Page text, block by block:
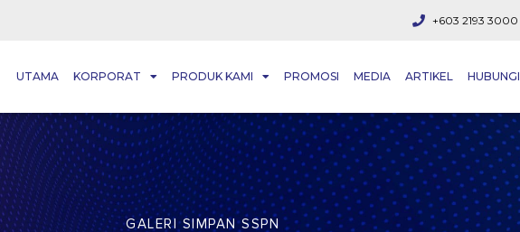
+603 2193 3000
UTAMA KORPORAT PRODUK KAMI PROMOSI MEDIA ARTIKEL HUBUNGI
GALERI SIMPAN SSPN